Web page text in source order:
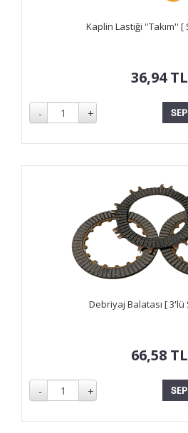
Kaplin Lastiği ''Takım'' [
36,94TL
Debriyaj Balatası [ 3'lü
66,58 TL